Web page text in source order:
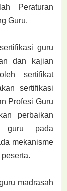
Peraturan
Guru.
guru
dan kajian
sertifikat
sertifikasi
Profesi Guru
perbaikan
guru pada
mekanisme
madrasah